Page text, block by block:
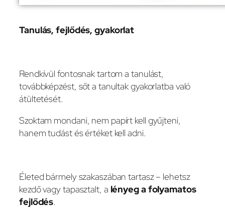
Tanulás, fejlődés, gyakorlat
Rendkívül fontosnak tartom a tanulást,
továbbképzést, sőt a tanultak gyakorlatba való
átültetését.
Szoktam mondani, nem papírt kell gyűjteni,
hanem tudást és értéket kell adni.
Életed bármely szakaszában tartasz – lehetsz
kezdő vagy tapasztalt, a lényeg a folyamatos
fejlődés.